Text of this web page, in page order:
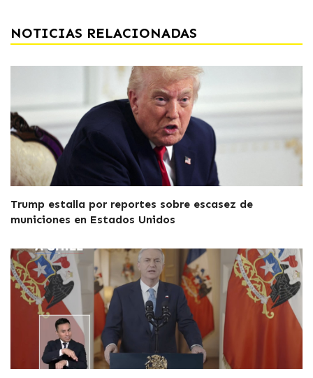
NOTICIAS RELACIONADAS
Trump estalla por reportes sobre escasez de
municiones en Estados Unidos